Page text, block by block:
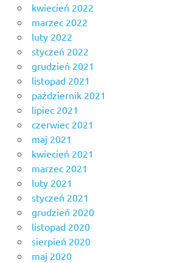
kwiecień 2022
marzec 2022
luty 2022
styczeń 2022
grudzień 2021
listopad 2021
październik 2021
lipiec 2021
czerwiec 2021
maj 2021
kwiecień 2021
marzec 2021
luty 2021
styczeń 2021
grudzień 2020
listopad 2020
sierpień 2020
maj 2020